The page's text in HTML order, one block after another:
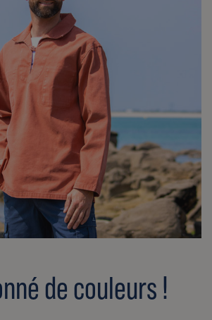
de couleurs !